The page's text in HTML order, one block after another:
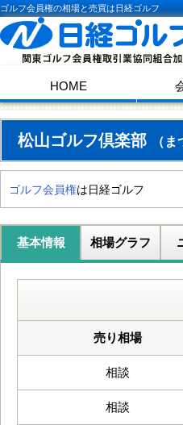
ゴルフ会員権の相場と売買は日経ゴルフ
HOME
松山ゴルフ倶楽部 （
ゴルフ会員権は日経ゴルフ
基本情報 相場グラフ
売り相場
相談
相談